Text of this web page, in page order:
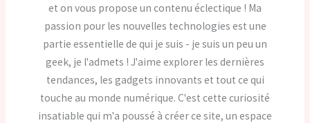
et on vous propose un contenu éclectique ! Ma
passion pour les nouvelles technologies est une
partie essentielle de qui je suis - je suis un peu un
geek, je l'admets ! J'aime explorer les dernières
tendances, les gadgets innovants et tout ce qui
touche au monde numérique. C'est cette curiosité
insatiable qui m'a poussé à créer ce site, un espace